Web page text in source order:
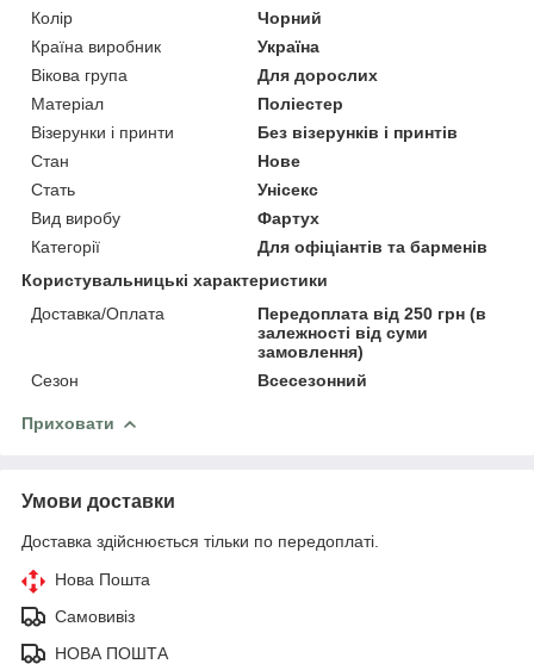
Колір
Чорний
Країна виробник
Україна
Вікова група
Для дорослих
Матеріал
Поліестер
Візерунки і принти
Без візерунків і принтів
Стан
Нове
Стать
Унісекс
Вид виробу
Фартух
Категорії
Для офіціантів та барменів
Користувальницькі характеристики
Доставка/Оплата
Передоплата від 250 грн (в
залежності від суми
замовлення)
Сезон
Всесезонний
Приховати
Умови доставки
Доставка здійснюється тільки по передоплаті.
Нова Пошта
Самовивіз
НОВА ПОШТА